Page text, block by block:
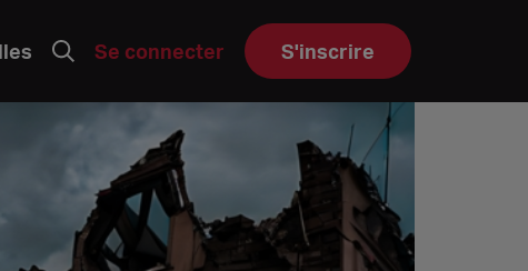
Se connecter S'inscrire